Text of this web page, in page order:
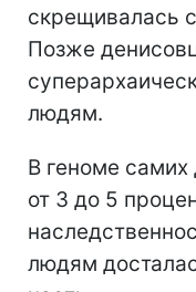
скрещивалась
Позже
людям.
В геноме
от 3 до 5
людям